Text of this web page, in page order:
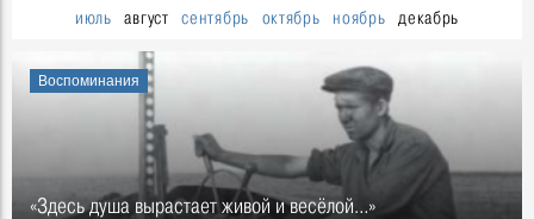
июль
август сентябрь октябрь ноябрь декабрь
Воспоминания
«Здесь душа вырастает живой и весёлой…»